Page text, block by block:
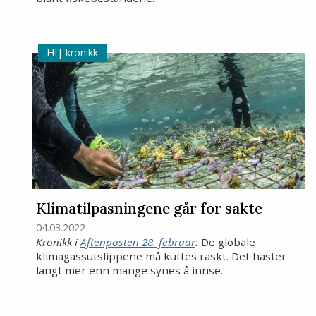
kronikk
Klimatilpasningene går for sakte
04.03.2022
Kronikk i Aftenposten 28. februar:De globale
klimagassutslippene må kuttes raskt. Det haster
langt mer enn mange synes å innse.